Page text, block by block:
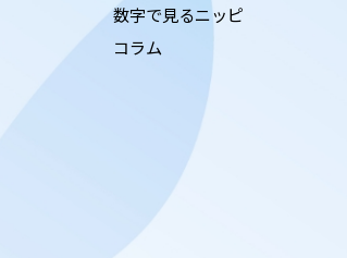
数字で見るニッピ
コラム